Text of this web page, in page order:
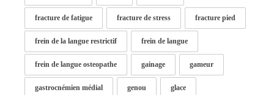
fracture de fatigue fracture de stress fracture pied
frein de la langue restrictif frein de langue
frein de langue osteopathe gainage gameur
gastrocnémien médial genou glace